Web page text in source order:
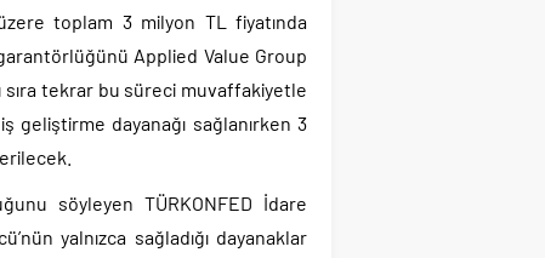
toplam 3 milyon TL fiyatında
Applied Value Group
sıra tekrar bu süreci muvaffakiyetle
geliştirme dayanağı sağlanırken 3
söyleyen TÜRKONFED İdare
yalnızca sağladığı dayanaklar